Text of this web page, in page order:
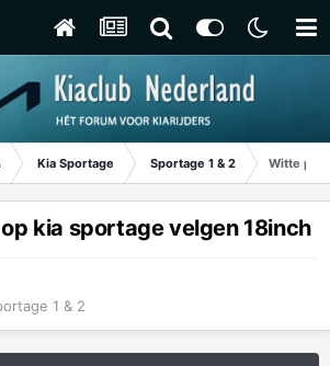
Kia Sportage Sportage 1 & 2 Witte
kia sportage velgen 18inch
1 & 2